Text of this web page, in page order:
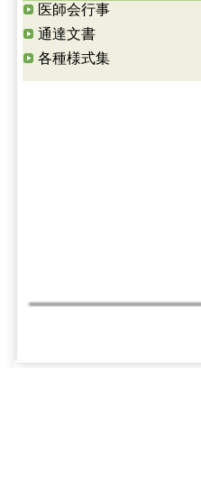
医師会行事
通達文書
各種様式集